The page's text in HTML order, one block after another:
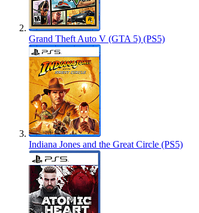
Grand Theft Auto V (GTA 5) (PS5)
Indiana Jones and the Great Circle (PS5)